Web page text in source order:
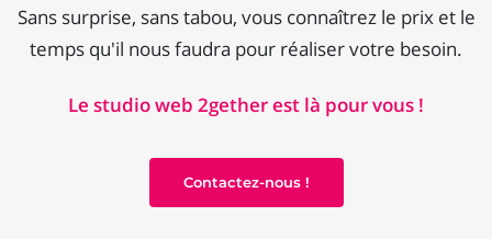
Sans surprise, sans tabou, vous connaîtrez le prix et le
temps qu'il nous faudra pour réaliser votre besoin.
Le studio web 2gether est là pour vous !
Contactez-nous !